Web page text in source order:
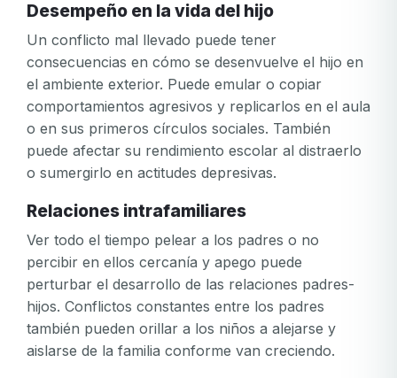
Desempeño en la vida del hijo
Un conflicto mal llevado puede tener
consecuencias en cómo se desenvuelve el hijo en
el ambiente exterior. Puede emular o copiar
comportamientos agresivos y replicarlos en el aula
o en sus primeros círculos sociales. También
puede afectar su rendimiento escolar al distraerlo
o sumergirlo en actitudes depresivas.
Relaciones intrafamiliares
Ver todo el tiempo pelear a los padres o no
percibir en ellos cercanía y apego puede
perturbar el desarrollo de las relaciones padres-
hijos. Conflictos constantes entre los padres
también pueden orillar a los niños a alejarse y
aislarse de la familia conforme van creciendo.